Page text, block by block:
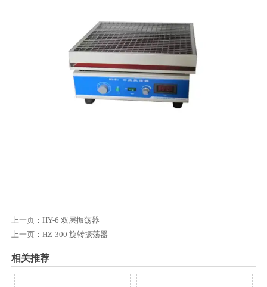
上一页： HY-6 双层振荡器
上一页： HZ-300 旋转振荡器
相关推荐